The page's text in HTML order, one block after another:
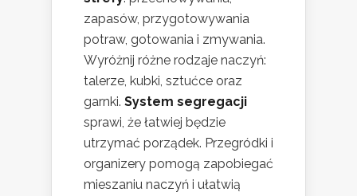
zapasów, przygotowywania
potraw, gotowania i zmywania.
Wyróżnij różne rodzaje naczyń:
talerze, kubki, sztućce oraz
garnki. System segregacji
sprawi, że łatwiej będzie
utrzymać porządek. Przegródki i
organizery pomogą zapobiegać
mieszaniu naczyń i ułatwią